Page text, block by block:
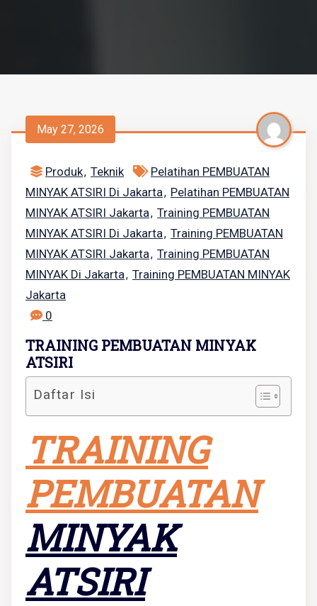
May 27, 2026
Produk, Teknik
Pelatihan PEMBUATAN
MINYAK ATSIRI Di Jakarta, Pelatihan PEMBUATAN
MINYAK ATSIRI Jakarta, Training PEMBUATAN
MINYAK ATSIRI Di Jakarta, Training PEMBUATAN
MINYAK ATSIRI Jakarta, Training PEMBUATAN
MINYAK Di Jakarta, Training PEMBUATAN MINYAK
Jakarta
0
TRAINING PEMBUATAN MINYAK
ATSIRI
Daftar Isi
TRAINING
PEMBUATAN
MINYAK
ATSIRI